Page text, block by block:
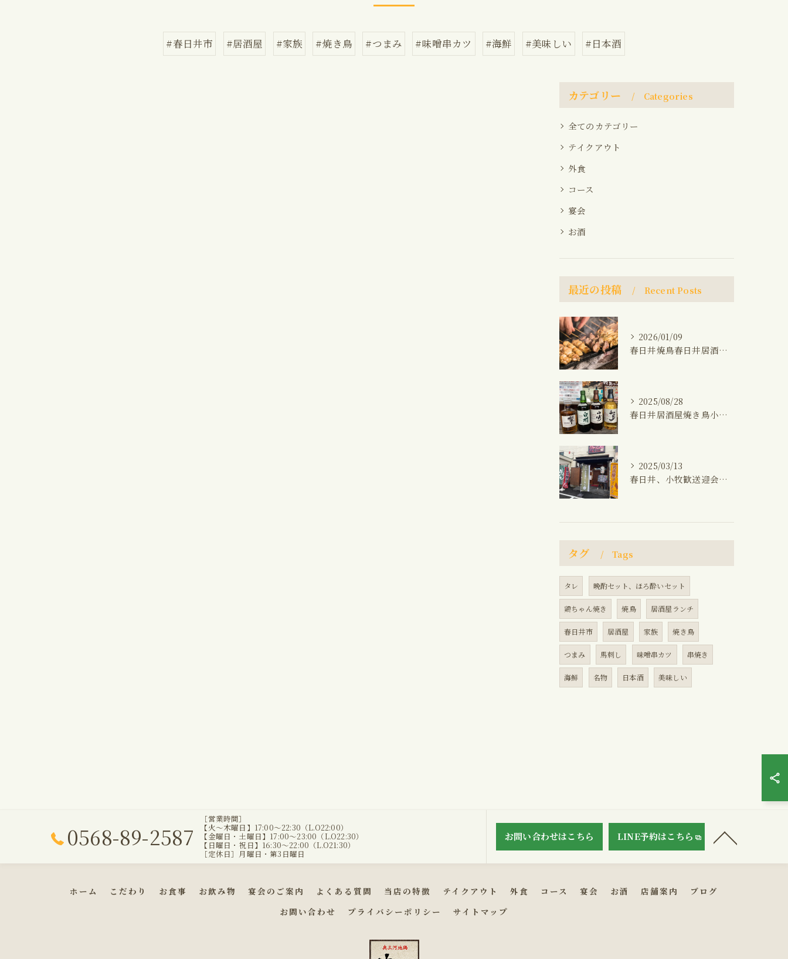
#春日井市 #居酒屋 #家族 #焼き鳥 #つまみ #味噌串カツ #海鮮 #美味しい #日本酒
カテゴリー Categories
全てのカテゴリー
テイクアウト
外食
コース
宴会
お酒
最近の投稿 Recent Posts
2026/01/09
春日井焼鳥春日井居酒屋海鮮おでん鍋晩ご飯おつまみ
2025/08/28
春日井居酒屋焼き鳥小牧生秋刀魚プレミアムウィスキー(山崎、知多、白州、響)飲み会1人飲み晩ご飯
2025/03/13
春日井、小牧歓送迎会飲み放題コース、焼き鳥、馬刺し、生ビール、角ハイボール、晩御飯
タグ Tags
タレ 晩酌セット、ほろ酔いセット
鶏ちゃん焼き 焼鳥 居酒屋ランチ
春日井市 居酒屋 家族 焼き鳥
つまみ 馬刺し 味噌串カツ 串焼き
海鮮 名物 日本酒 美味しい
0568-89-2587
［営業時間］
【火～木曜日】17:00～22:30（L.O22:00）
【金曜日・土曜日】17:00～23:00（L.O22:30）
【日曜日・祝日】16:30～22:00（L.O21:30）
［定休日］月曜日・第3日曜日
お問い合わせはこちら LINE予約はこちら
ホーム こだわり お食事 お飲み物 宴会のご案内 よくある質問 当店の特徴 テイクアウト 外食 コース 宴会 お酒 店舗案内
ブログ
お問い合わせ
プライバシーポリシー サイトマップ